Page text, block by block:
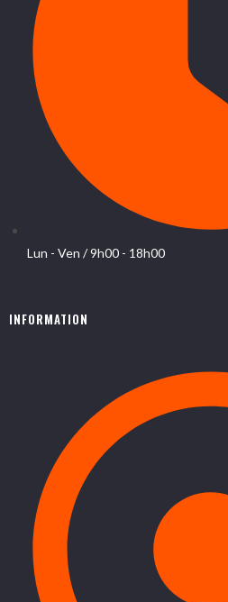
Lun - Ven / 9h00 - 18h00
INFORMATION